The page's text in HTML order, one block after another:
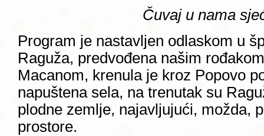
Čuvaj u nama
Program je nastavljen odlaskom u
Raguža, predvođena našim
Macanom, krenula je kroz Popovo
napuštena sela, na trenutak su
plodne zemlje, najavljujući, možda,
prostore.